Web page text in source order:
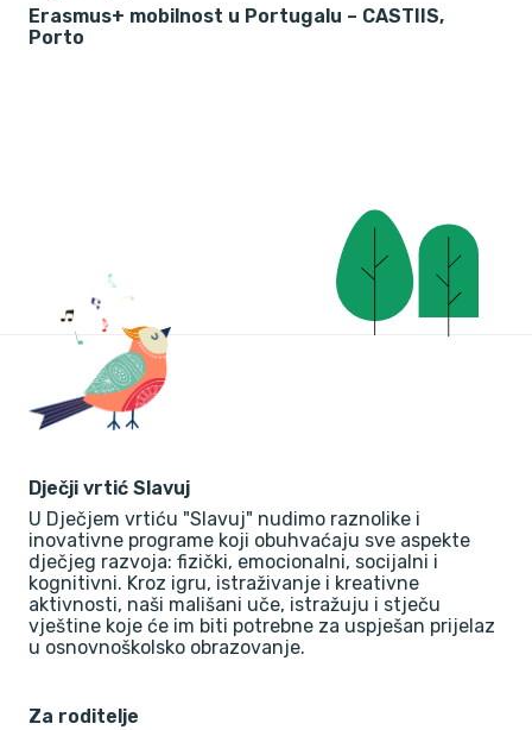
Erasmus+ mobilnost u Portugalu – CASTIIS,
Porto
Dječji vrtić Slavuj
U Dječjem vrtiću "Slavuj" nudimo raznolike i
inovativne programe koji obuhvaćaju sve aspekte
dječjeg razvoja: fizički, emocionalni, socijalni i
kognitivni. Kroz igru, istraživanje i kreativne
aktivnosti, naši mališani uče, istražuju i stječu
vještine koje će im biti potrebne za uspješan prijelaz
u osnovnoškolsko obrazovanje.
Za roditelje